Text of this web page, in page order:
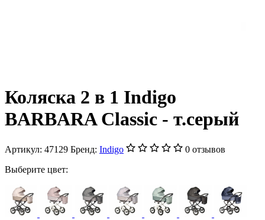
Коляска 2 в 1 Indigo
BARBARA Classic - т.серый
Артикул: 47129 Бренд: Indigo
0 отзывов
Выберите цвет: